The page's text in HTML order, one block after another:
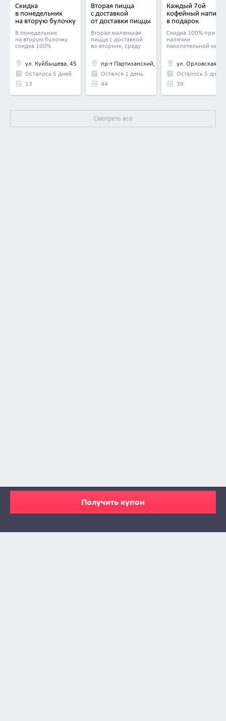
Получить купон
Скидка
в понедельник
на вторую булочку
В понедельник
на вторую булочку
скидка 100%
ул. Куйбышева, 45
Осталось 5 дней
13
Вторая пицца
с доставкой
от доставки пиццы
Вторая маленькая
пицца с доставкой
во вторник, среду
пр-т Партизанский, д. 19 и еще 1
Остался 1 день
44
Каждый 7ой
кофейный
в подарок
Dose
Скидка 100% при
наличии
накопительной
ул. Орловская,
Осталось 5 дней
39
Смотреть все